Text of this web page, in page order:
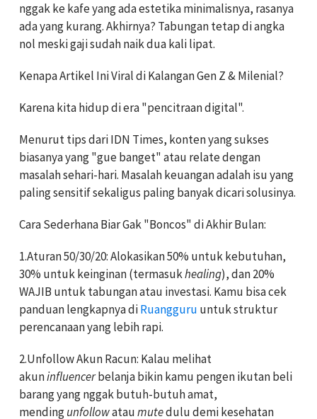
nggak ke kafe yang ada estetika minimalisnya, rasanya
ada yang kurang. Akhirnya? Tabungan tetap di angka
nol meski gaji sudah naik dua kali lipat.
Kenapa Artikel Ini Viral di Kalangan Gen Z & Milenial?
Karena kita hidup di era "pencitraan digital".
Menuruttips dari IDN Times, konten yang sukses
biasanya yang "gue banget" atau relate dengan
masalah sehari-hari. Masalah keuangan adalah isu yang
paling sensitif sekaligus paling banyak dicari solusinya.
Cara Sederhana Biar Gak "Boncos" di Akhir Bulan:
1.Aturan 50/30/20:Alokasikan 50% untuk kebutuhan,
30% untuk keinginan (termasukhealing), dan 20%
WAJIB untuk tabungan atau investasi. Kamu bisa cek
panduan lengkapnya diRuangguru untuk struktur
perencanaan yang lebih rapi.
2.Unfollow Akun Racun: Kalau melihat
akuninfluencerbelanja bikin kamu pengen ikutan beli
barang yang nggak butuh-butuh amat,
mendingunfollowataumutedulu demi kesehatan